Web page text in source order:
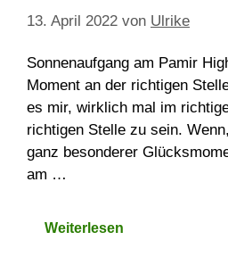
13. April 2022 von Ulrike
Sonnenaufgang am Pamir
Moment an der richtigen
es mir, wirklich mal im
richtigen Stelle zu sein.
ganz besonderer
am …
Weiterlesen